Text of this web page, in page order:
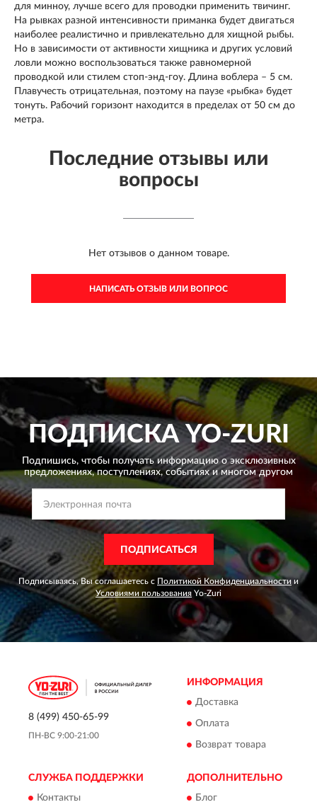
для минноу, лучше всего для проводки применить твичинг.
На рывках разной интенсивности приманка будет двигаться
наиболее реалистично и привлекательно для хищной рыбы.
Но в зависимости от активности хищника и других условий
ловли можно воспользоваться также равномерной
проводкой или стилем стоп-энд-гоу. Длина воблера – 5 см.
Плавучесть отрицательная, поэтому на паузе «рыбка» будет
тонуть. Рабочий горизонт находится в пределах от 50 см до
метра.
Последние отзывы или
вопросы
Нет отзывов о данном товаре.
НАПИСАТЬ ОТЗЫВ ИЛИ ВОПРОС
ПОДПИСКАYO-ZURI
Подпишись, чтобы получать информацию о эксклюзивных
предложениях,поступлениях, событиях и многом другом
ПОДПИСАТЬСЯ
Подписываясь, Вы соглашаетесь с Политикой Конфиденциальности и
Условиями пользования Yo-Zuri
8 (499) 450-65-99
ПН-ВС 9:00-21:00
ИНФОРМАЦИЯ
Доставка
Оплата
Возврат товара
СЛУЖБА ПОДДЕРЖКИ
Контакты
ДОПОЛНИТЕЛЬНО
Блог